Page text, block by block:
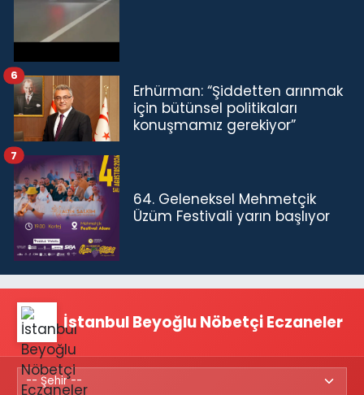
Erhürman: “Şiddetten arınmak
için bütünsel politikaları
konuşmamız gerekiyor”
6
64. Geleneksel Mehmetçik
Üzüm Festivali yarın başlıyor
7
İstanbul Beyoğlu Nöbetçi Eczaneler